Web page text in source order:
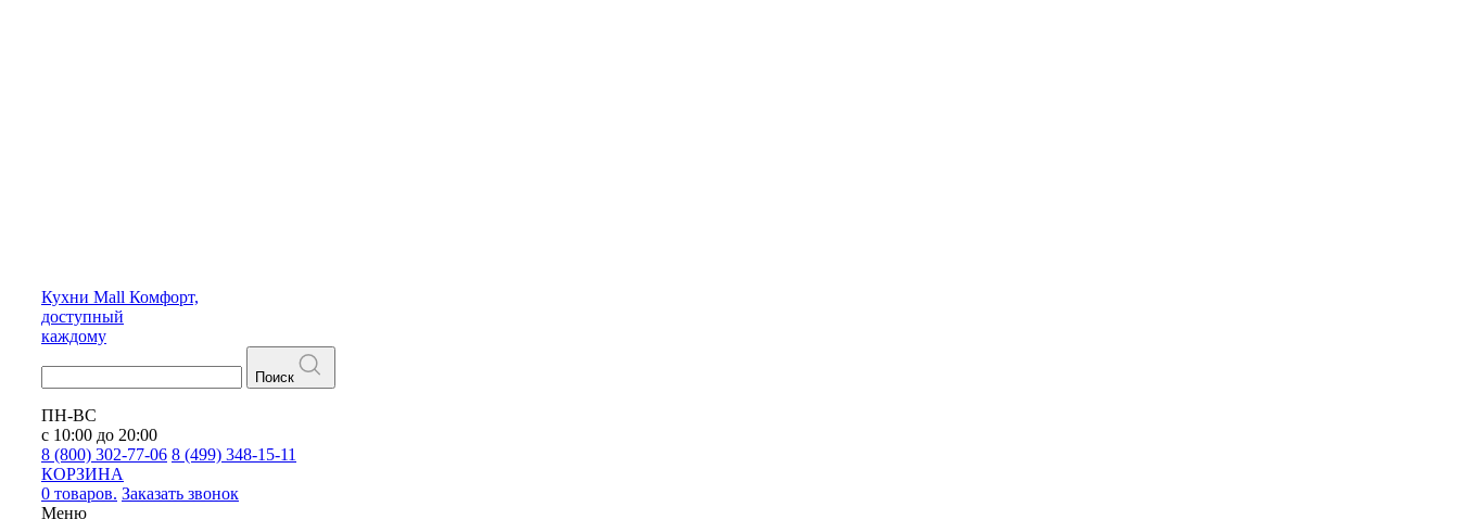
Кухни Mall Комфорт,
доступный
каждому
Поиск
ПН-ВС
с 10:00 до 20:00
8 (800) 302-77-06 8 (499) 348-15-11
КОРЗИНА
0 товаров. Заказать звонок
Меню